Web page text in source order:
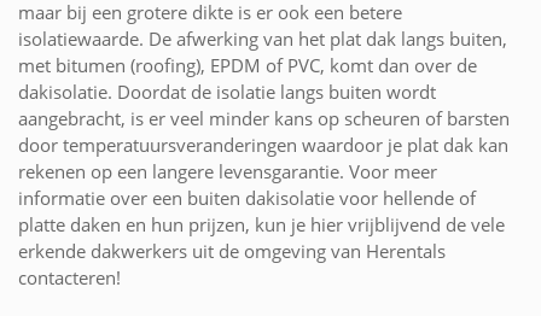
maar bij een grotere dikte is er ook een betere
isolatiewaarde. De afwerking van het plat dak langs buiten,
met bitumen (roofing), EPDM of PVC, komt dan over de
dakisolatie. Doordat de isolatie langs buiten wordt
aangebracht, is er veel minder kans op scheuren of barsten
door temperatuursveranderingen waardoor je plat dak kan
rekenen op een langere levensgarantie. Voor meer
informatie over een buiten dakisolatie voor hellende of
platte daken en hun prijzen, kun je hier vrijblijvend de vele
erkende dakwerkers uit de omgeving van Herentals
contacteren!